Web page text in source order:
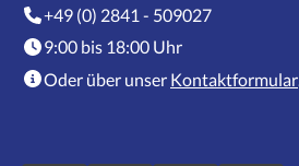
+49 (0) 2841 - 509027
9:00 bis 18:00 Uhr
Oder über unser Kontaktformular